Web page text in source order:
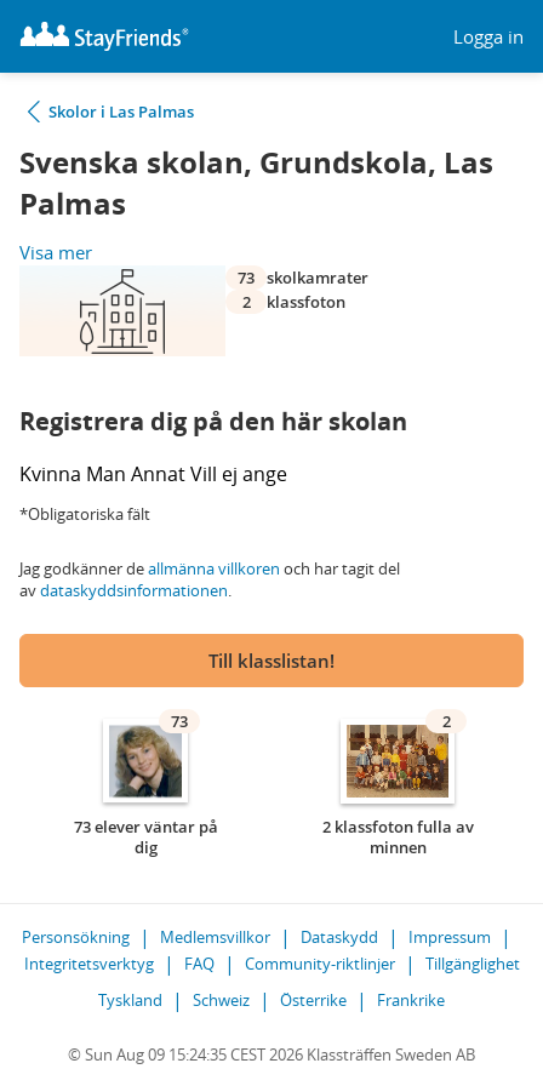
Logga in
Skolor i Las Palmas
Svenska skolan, Grundskola, Las
Palmas
Visa mer
73 skolkamrater
2
klassfoton
Registrera dig på den här skolan
Kvinna Man AnnatVill ej ange
*Obligatoriska fält
Jag godkänner deallmänna villkoren och har tagit del
avdataskyddsinformationen.
Till klasslistan!
73
73 elever väntar på
dig
2
2 klassfoton fulla av
minnen
Personsökning Medlemsvillkor Dataskydd
Impressum
Integritetsverktyg
FAQ Community-riktlinjer
Tillgänglighet
Tyskland
Schweiz Österrike Frankrike
© Sun Aug 09 15:24:35 CEST 2026 Klassträffen Sweden AB